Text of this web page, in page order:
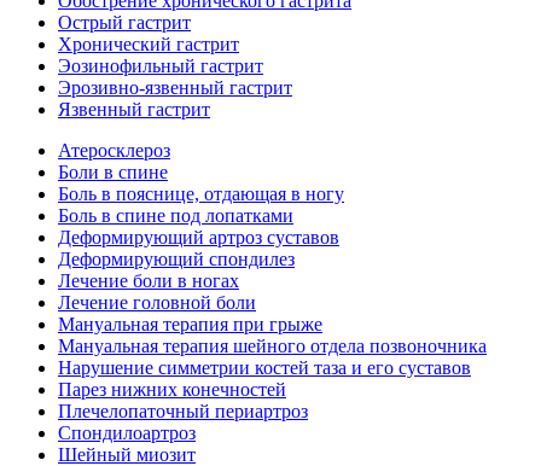
Острый гастрит
Хронический гастрит
Эозинофильный гастрит
Эрозивно-язвенный гастрит
Язвенный гастрит
Атеросклероз
Боли в спине
Боль в пояснице, отдающая в ногу
Боль в спине под лопатками
Деформирующий артроз суставов
Деформирующий спондилез
Лечение боли в ногах
Лечение головной боли
Мануальная терапия при грыже
Мануальная терапия шейного отдела позвоночника
Нарушение симметрии костей таза и его суставов
Парез нижних конечностей
Плечелопаточный периартроз
Спондилоартроз
Шейный миозит